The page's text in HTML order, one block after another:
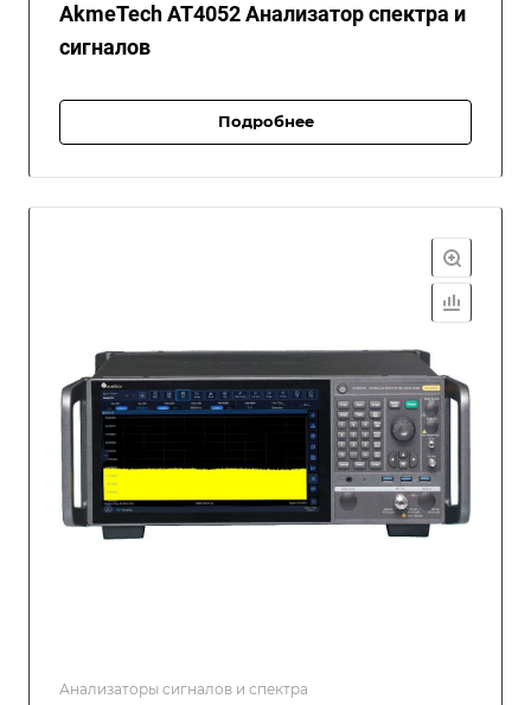
AkmeTech AT4052 Анализатор спектра и
сигналов
Подробнее
Анализаторы сигналов и спектра